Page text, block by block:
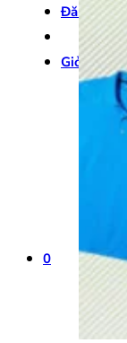
Đăng nhập
Giỏ hàng /
0